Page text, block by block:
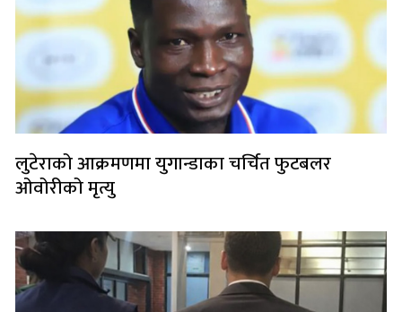
लुटेराको आक्रमणमा युगान्डाका चर्चित फुटबलर
ओवोरीको मृत्यु